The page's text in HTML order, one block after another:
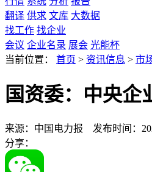
翻译 供求 文库 大数据
找工作 找企业
会议 企业名录 展会 光能杯
当前位置：
首页 > 资讯信息 > 市
国资委：中央企
来源：中国电力报
发布时间：
分享：